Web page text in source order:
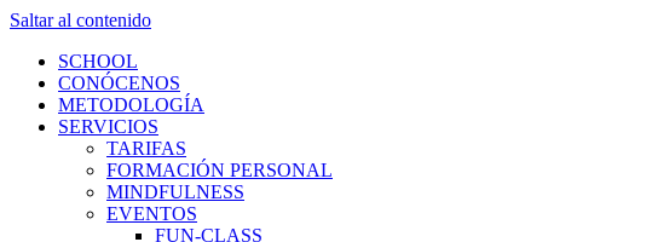
Saltar al contenido
SCHOOL
CONÓCENOS
METODOLOGÍA
SERVICIOS
TARIFAS
FORMACIÓN PERSONAL
MINDFULNESS
EVENTOS
FUN-CLASS